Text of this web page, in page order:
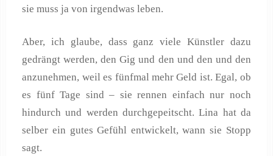
sie muss ja von irgendwas leben.
Aber, ich glaube, dass ganz viele Künstler dazu
gedrängt werden, den Gig und den und den und den
anzunehmen, weil es fünfmal mehr Geld ist. Egal, ob
es fünf Tage sind – sie rennen einfach nur noch
hindurch und werden durchgepeitscht. Lina hat da
selber ein gutes Gefühl entwickelt, wann sie Stopp
sagt.